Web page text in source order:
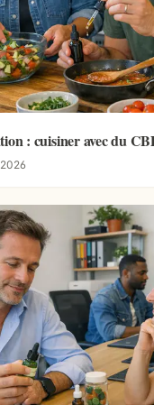
: cuisiner avec du